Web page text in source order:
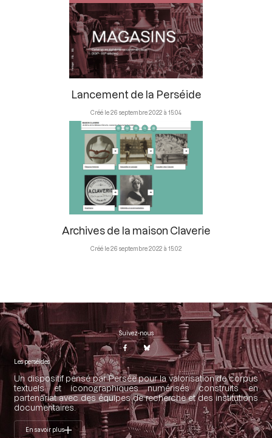
Lancement de la Perséide
26 septembre 2022 à 15:04
Archives de la maison Claverie
26 septembre 2022 à 15:02
Suivez-nous
Les perséides
Un dispositif pensé par Persée pour la valorisation de corpus
textuels et iconographiques numérisés construits en
partenariat avec des équipes de recherche et des institutions
documentaires.
En savoir plus